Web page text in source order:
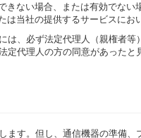
きない場合、または有効でない
は当社の提供するサービスに
は、必ず法定代理人（親権者
定代理人の方の同意があったと
ます。但し、通信機器の準備